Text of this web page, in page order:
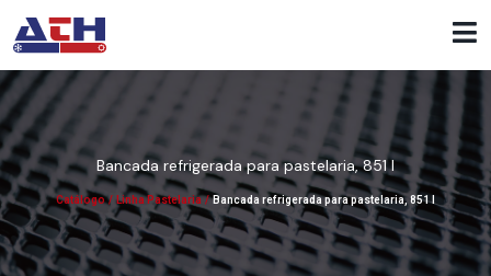
Bancada refrigerada para pastelaria, 851 l
Catálogo / Linha Pastelaria / Bancada refrigerada para pastelaria, 851 l